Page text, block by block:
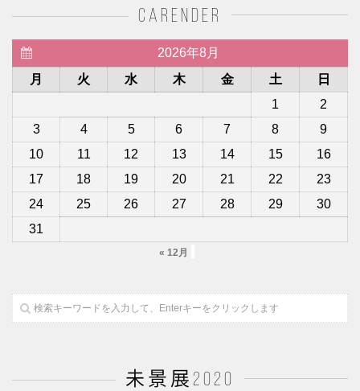
carender
2026年8月
月
火 水 木 金 土
日
1
2
3
4 5 6 7 8
9
10
11 12 13 14 15
16
17
18 19 20 21 22
23
24
25 26 27 28 29
30
31
« 12月
未景展2020